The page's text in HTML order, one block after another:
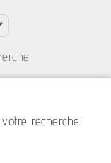
recherche